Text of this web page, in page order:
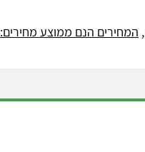
המחירים הנם ממוצע מחירים: